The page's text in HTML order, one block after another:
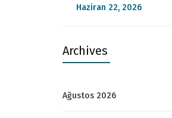
Haziran 22, 2026
Archives
Ağustos 2026